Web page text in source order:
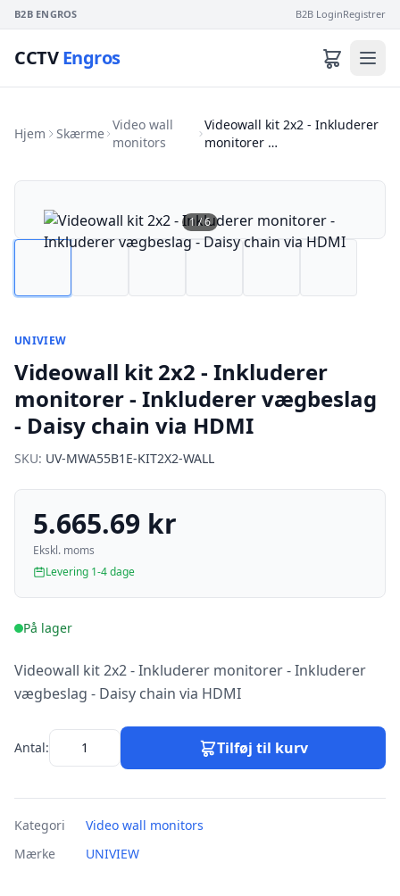
B2B ENGROS B2B LoginRegistrer
CCTVEngros
Hjem Skærme
Video wall
monitors
Videowall kit 2x2 - Inkluderer
monitorer …
1 /6
UNIVIEW
Videowall kit 2x2 - Inkluderer
monitorer - Inkluderer vægbeslag
- Daisy chain via HDMI
SKU: UV-MWA55B1E-KIT2X2-WALL
5.665.69 kr
Ekskl. moms
Levering 1-4 dage
På lager
Videowall kit 2x2 - Inkluderer monitorer - Inkluderer
vægbeslag - Daisy chain via HDMI
Antal: Tilføj til kurv
Kategori
Video wall monitors
Mærke
UNIVIEW